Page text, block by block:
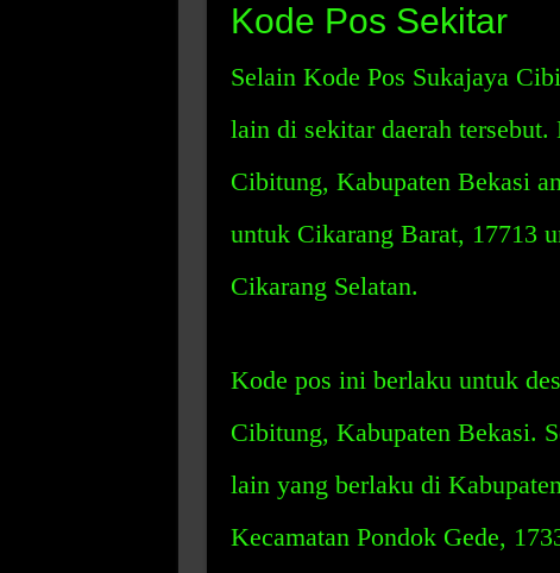
Kode Pos Sekitar
Selain Kode Pos Sukajaya
lain di sekitar daerah
Cibitung, Kabupaten Bekasi
untuk Cikarang Barat, 17713
Cikarang Selatan.
Kode pos ini berlaku untuk
Cibitung, Kabupaten Bekasi.
lain yang berlaku di
Kecamatan Pondok Gede,